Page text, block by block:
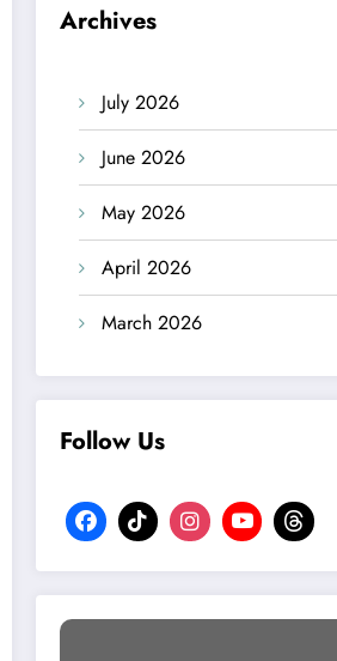
Archives
July 2026
June 2026
May 2026
April 2026
March 2026
Follow Us